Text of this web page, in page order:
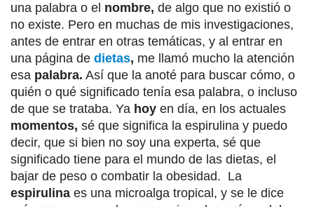
una palabra o el nombre, de algo que no existió o
no existe. Pero en muchas de mis investigaciones,
antes de entrar en otras temáticas, y al entrar en
una página de dietas, me llamó mucho la atención
esa palabra. Así que la anoté para buscar cómo, o
quién o qué significado tenía esa palabra, o incluso
de que se trataba. Ya hoy en día, en los actuales
momentos, sé que significa la espirulina y puedo
decir, que si bien no soy una experta, sé que
significado tiene para el mundo de las dietas, el
bajar de peso o combatir la obesidad. La
espirulina es una microalga tropical, y se le dice